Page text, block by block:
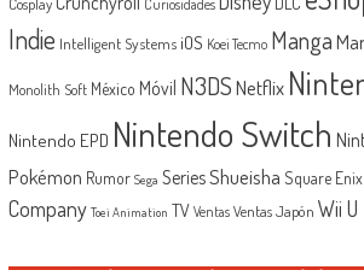
Curiosidades
Indie Intelligent Systems iOS Koei Tecmo Manga
Monolith Soft México Móvil N3DSNetflix
Nintendo EPD Nintendo Switch
Pokémon Rumor Sega SeriesShueisha Square Enix
Company Toei Animation TV Ventas Ventas Japón Wii U